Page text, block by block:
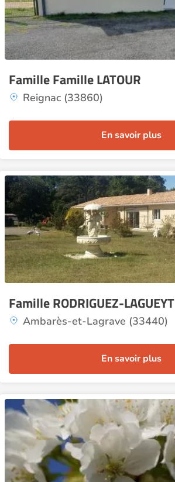
Famille Famille LATOUR
Reignac (33860)
En savoir plus
Famille RODRIGUEZ-LAGUEYT
Ambarès-et-Lagrave (33440)
En savoir plus